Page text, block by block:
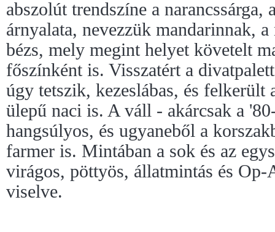
abszolút trendszíne a narancssárga,
árnyalata, nevezzük mandarinnak,
bézs, mely megint helyet követelt
főszínként is. Visszatért a
úgy tetszik, kezeslábas, és felkerült
ülepű naci is. A váll - akárcsak a
hangsúlyos, és ugyaneből a
farmer is. Mintában a sok és az
virágos, pöttyös, állatmintás és
viselve.